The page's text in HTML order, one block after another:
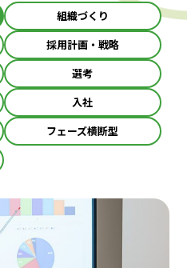
組織づくり
採用計画・戦略
選考
入社
フェーズ横断型